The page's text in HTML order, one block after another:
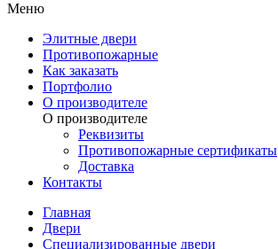
Меню
Элитные двери
Противопожарные
Как заказать
Портфолио
О производителе
О производителе
Реквизиты
Противопожарные сертификаты
Доставка
Контакты
Главная
Двери
Специализированные двери